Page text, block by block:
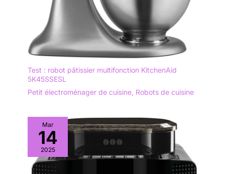
Test : robot pâtissier multifonction KitchenAid
5K45SSESL
Petit électroménager de cuisine Robots de cuisine
Mar
14
2025